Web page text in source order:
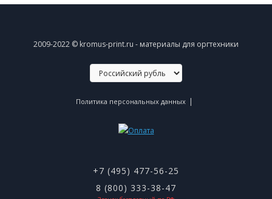
2009-2022 © kromus-print.ru - материалы для оргтехники
Политика персональных данных |
+7 (495) 477-56-25
8 (800) 333-38-47